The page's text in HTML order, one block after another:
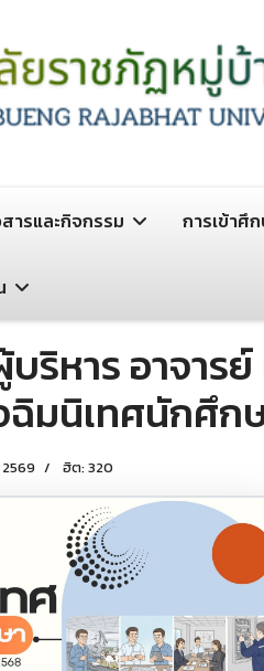
ารและกิจกรรม การเข้าศึ
ริหาร อาจาร
ฉิมนิเทศนักศึ
ฮิต: 320